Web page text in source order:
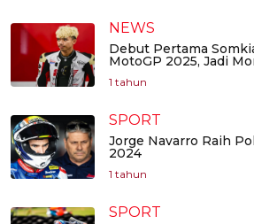
NEWS
Debut Pertama
MotoGP 2025, Jadi
1 tahun
SPORT
Jorge Navarro Raih
2024
1 tahun
SPORT